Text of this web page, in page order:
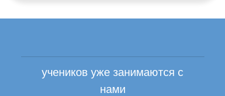
учеников уже занимаются с
нами